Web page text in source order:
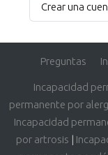
Crear una
Preguntas
Incapacidad
permanente por
Incapacidad
por artrosis |